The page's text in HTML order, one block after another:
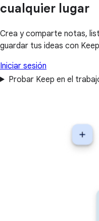
cualquier lugar
Crea y comparte notas,
guardar tus ideas con
Iniciar sesión
Probar Keep en el